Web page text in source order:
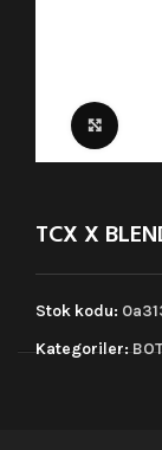
TCX X
Stok kodu:
Kategoriler: